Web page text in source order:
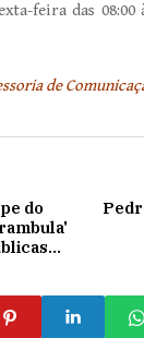
feira das 08:00
de
do
no